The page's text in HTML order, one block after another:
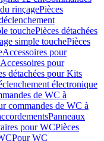
rinçagePièces
touchePièces détachées
simple touchePièces
Accessoires pour
pour
détachées pour Kits
électronique
de WC à
commandes de WC à
Panneaux
pour WCPièces
Pour WC